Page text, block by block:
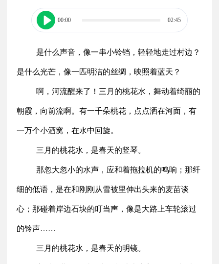
00:00 02:45
是什么声音，像一串小铃铛，轻轻地走过村边？
是什么光芒，像一匹明洁的丝绸，映照着蓝天？
啊，河流醒来了！三月的桃花水，舞动着绮丽的
朝霞，向前流啊。有一千朵桃花，点点洒在河面，有
一万个小酒窝，在水中回旋。
三月的桃花水，是春天的竖琴。
那忽大忽小的水声，应和着拖拉机的鸣响；那纤
细的低语，是在和刚刚从雪被里伸出头来的麦苗谈
心；那碰着岸边石块的叮当声，像是大路上车轮滚过
的铃声……
三月的桃花水，是春天的明镜。